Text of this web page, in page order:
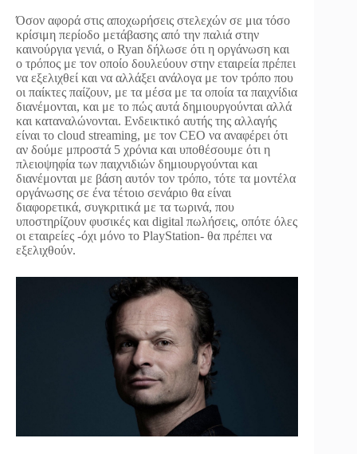
Όσον αφορά στις αποχωρήσεις στελεχών σε μια τόσο
κρίσιμη περίοδο μετάβασης από την παλιά στην
καινούργια γενιά, o Ryan δήλωσε ότι η οργάνωση και
ο τρόπος με τον οποίο δουλεύουν στην εταιρεία πρέπει
να εξελιχθεί και να αλλάξει ανάλογα με τον τρόπο που
οι παίκτες παίζουν, με τα μέσα με τα οποία τα παιχνίδια
διανέμονται, και με το πώς αυτά δημιουργούνται αλλά
και καταναλώνονται. Ενδεικτικό αυτής της αλλαγής
είναι το cloud streaming, με τον CEO να αναφέρει ότι
αν δούμε μπροστά 5 χρόνια και υποθέσουμε ότι η
πλειοψηφία των παιχνιδιών δημιουργούνται και
διανέμονται με βάση αυτόν τον τρόπο, τότε τα μοντέλα
οργάνωσης σε ένα τέτοιο σενάριο θα είναι
διαφορετικά, συγκριτικά με τα τωρινά, που
υποστηρίζουν φυσικές και digital πωλήσεις, οπότε όλες
οι εταιρείες -όχι μόνο το PlayStation- θα πρέπει να
εξελιχθούν.